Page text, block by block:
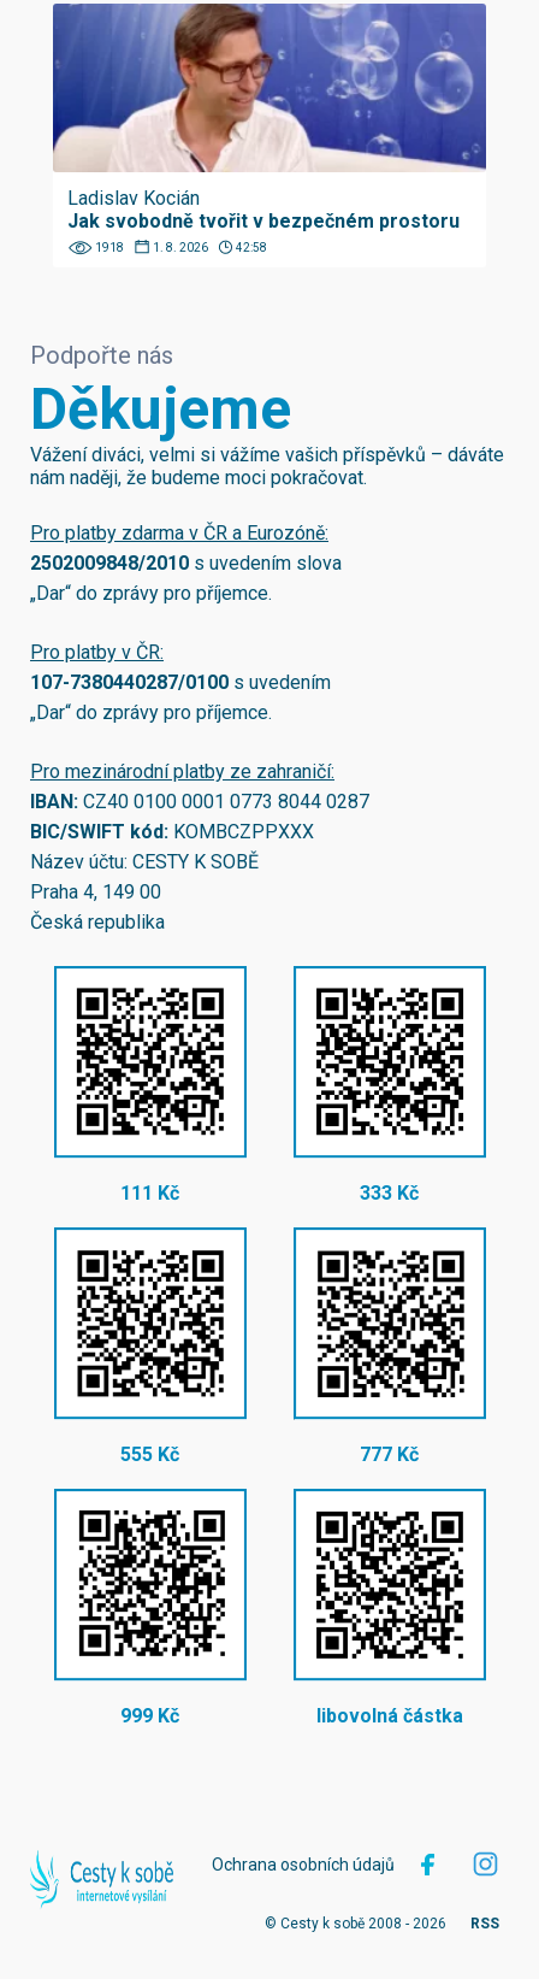
Ladislav Kocián
Jak svobodně tvořit v bezpečném prostoru
1918 1. 8. 2026 42:58
Podpořte nás
Děkujeme
Vážení diváci, velmi si vážíme vašich příspěvků – dáváte
nám naději, že budeme moci pokračovat.
Pro platby zdarma v ČR a Eurozóně:
2502009848/2010 s uvedením slova
„Dar“ do zprávy pro příjemce.
Pro platby v ČR:
107-7380440287/0100 s uvedením
„Dar“ do zprávy pro příjemce.
Pro mezinárodní platby ze zahraničí:
IBAN: CZ40 0100 0001 0773 8044 0287
BIC/SWIFT kód: KOMBCZPPXXX
Název účtu: CESTY K SOBĚ
Praha 4, 149 00
Česká republika
111 Kč 333 Kč
555 Kč 777 Kč
999 Kč libovolná částka
Ochrana osobních údajů
© Cesty k sobě 2008 - 2026 RSS